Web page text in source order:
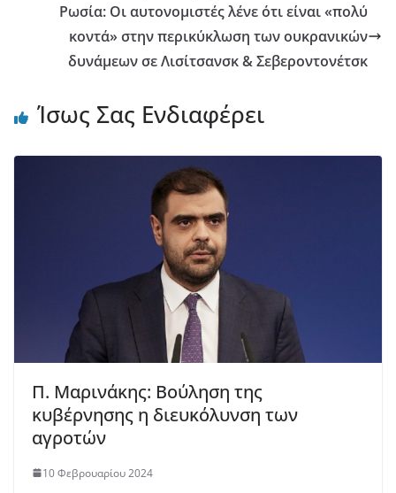
Ρωσία: Οι αυτονομιστές λένε ότι είναι «πολύ
κοντά» στην περικύκλωση των ουκρανικών
δυνάμεων σε Λισίτσανσκ & Σεβεροντονέτσκ
Ίσως Σας Ενδιαφέρει
Π. Μαρινάκης: Boύληση της
κυβέρνησης η διευκόλυνση των
αγροτών
10 Φεβρουαρίου 2024